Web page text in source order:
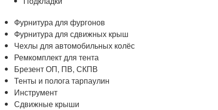
Фурнитура для фургонов
Фурнитура для сдвижных крыш
Чехлы для автомобильных колёс
Ремкомплект для тента
Брезент ОП, ПВ, СКПВ
Тенты и полога тарпаулин
Инструмент
Сдвижные крыши